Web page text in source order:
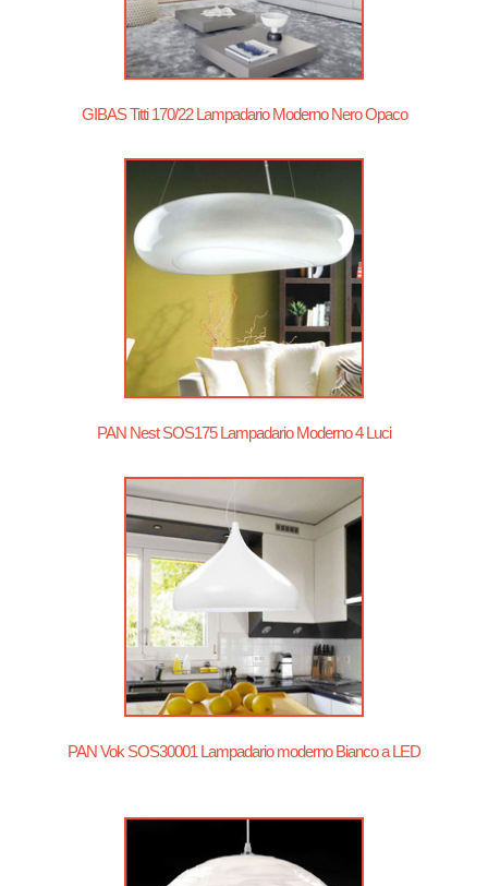
GIBAS Titti 170/22 Lampadario Moderno Nero Opaco
PAN Nest SOS175 Lampadario Moderno 4 Luci
PAN Vok SOS30001 Lampadario moderno Bianco a LED